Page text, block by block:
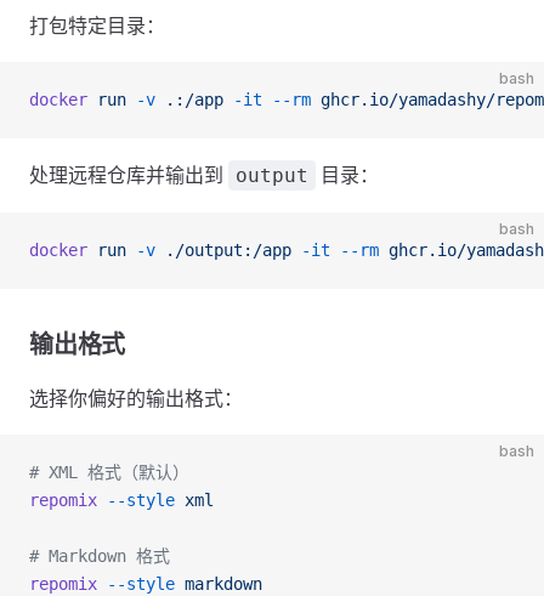
打包特定目录：
bash
docker run -v .:/app -it --rm ghcr.io/yamadashy/
处理远程仓库并输出到 output 目录：
bash
docker run -v ./output:/app -it --rm ghcr.io/
输出格式
选择你偏好的输出格式：
bash
# XML 格式（默认）
repomix --style xml
# Markdown 格式
repomix --style markdown